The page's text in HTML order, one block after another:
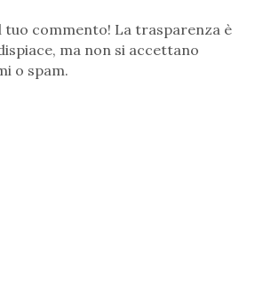
tuo commento! La trasparenza è
ma non si accettano
o spam.